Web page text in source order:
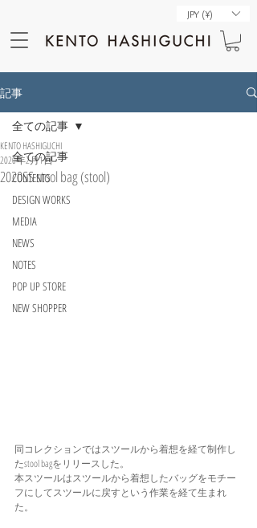
JPY (¥)
記事
全ての記事
CONTENTS
DESIGN WORKS
MEDIA
NEWS
NOTES
POP UP STORE
NEW SHOPPER
全ての記事
2020SS stool bag (stool)
KENTO HASHIGUCHI
2020年2月1日
同コレクションではスツールから着想を経て制作し
たstool bagをリリースした。
本スツールはスツールから着想したバッグをモチー
フにしてスツールに戻すという作業を経て生まれ
た。